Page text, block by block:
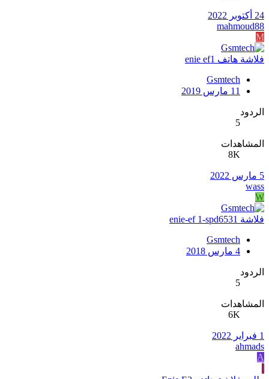
24 أكتوبر 2022
mahmoud88
M
فلاشة هاتف enie ef1
Gsmtech
11 مارس 2019
الردود
5
المشاهدات
8K
5 مارس 2022
wass
W
فلاشة enie-ef 1-spd6531
Gsmtech
4 مارس 2018
الردود
5
المشاهدات
6K
1 فبراير 2022
ahmads
A